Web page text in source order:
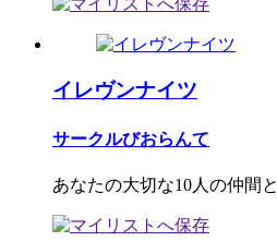
イレヴンナイツ
サークルびおらんて
あなたの大切な10人の仲間と